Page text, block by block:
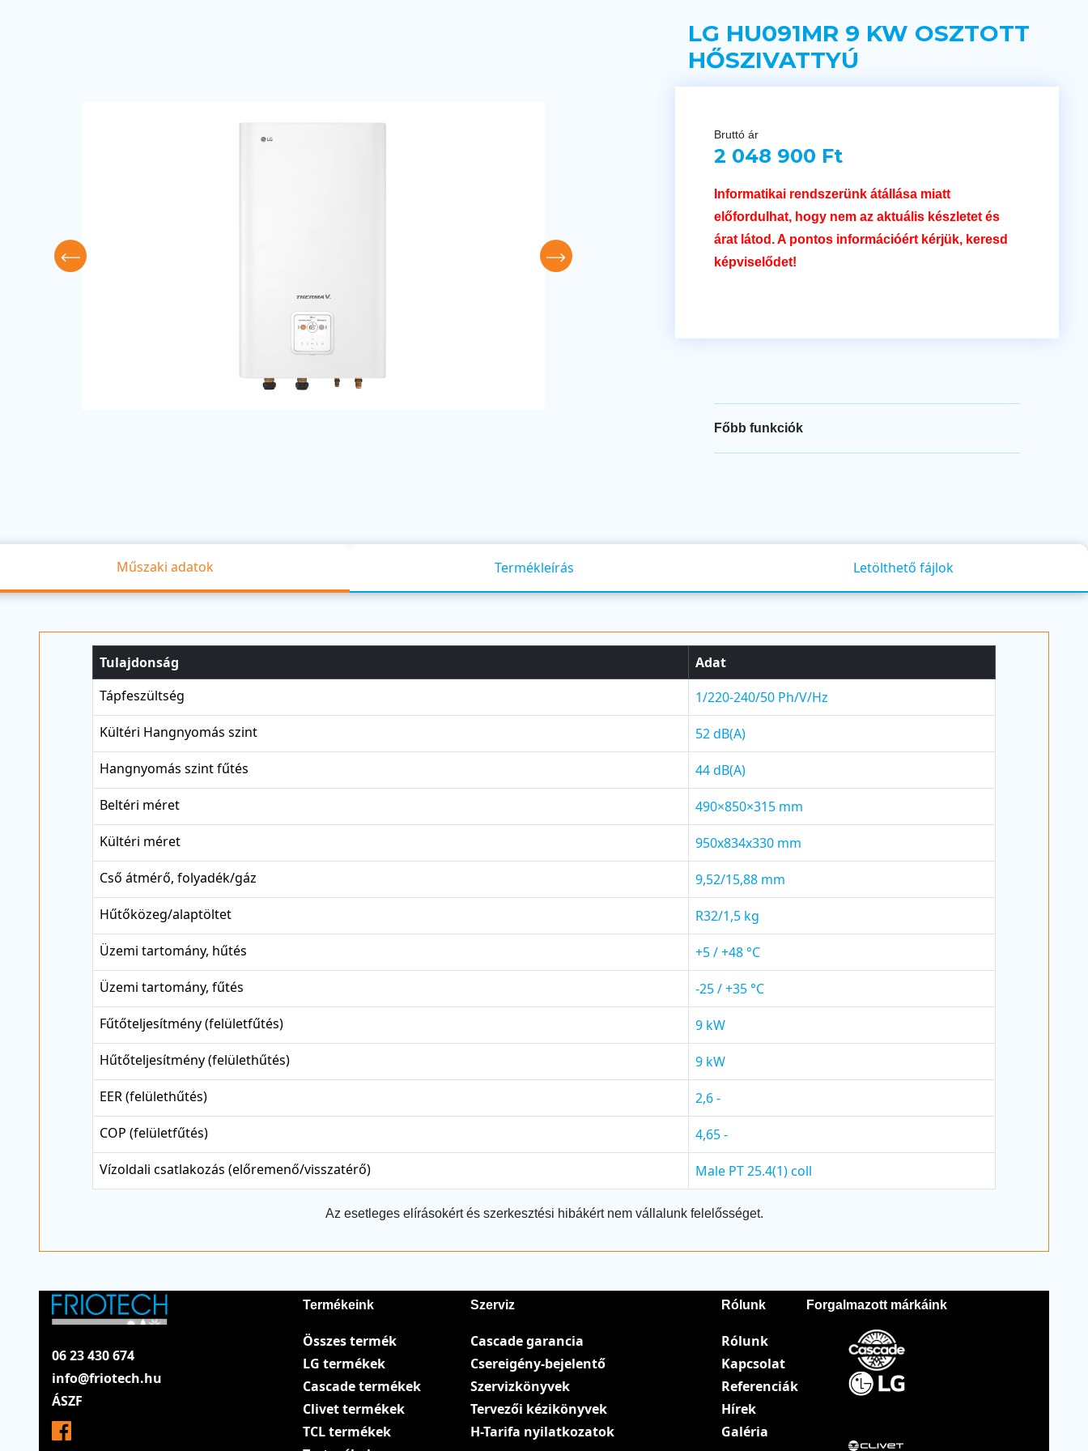
LG HU091MR 9 KW OSZTOTT
HŐSZIVATTYÚ
Bruttó ár
2 048 900 Ft
Informatikai rendszerünk átállása miatt
előfordulhat, hogy nem az aktuális készletet és
árat látod. A pontos információért kérjük, keresd
képviselődet!
Főbb funkciók
Műszaki adatok Termékleírás Letölthető fájlok
Tulajdonság
Adat
Tápfeszültség
1/220-240/50 Ph/V/Hz
Kültéri Hangnyomás szint
52 dB(A)
Hangnyomás szint fűtés
44 dB(A)
Beltéri méret
490×850×315 mm
Kültéri méret
950x834x330 mm
Cső átmérő, folyadék/gáz
9,52/15,88 mm
Hűtőközeg/alaptöltet
R32/1,5 kg
Üzemi tartomány, hűtés
+5 / +48 °C
Üzemi tartomány, fűtés
-25 / +35 °C
Fűtőteljesítmény (felületfűtés)
9 kW
Hűtőteljesítmény (felülethűtés)
9 kW
EER (felülethűtés)
2,6 -
COP (felületfűtés)
4,65 -
Vízoldali csatlakozás (előremenő/visszatérő)
Male PT 25.4(1) coll
Az esetleges elírásokért és szerkesztési hibákért nem vállalunk felelősséget.
06 23 430 674
info@friotech.hu
ÁSZF
Termékeink
Összes termék
LG termékek
Cascade termékek
Clivet termékek
TCL termékek
Szerviz
Cascade garancia
Csereigény-bejelentő
Szervizkönyvek
Tervezői kézikönyvek
H-Tarifa nyilatkozatok
Rólunk
Rólunk
Kapcsolat
Referenciák
Hírek
Galéria
Forgalmazott márkáink